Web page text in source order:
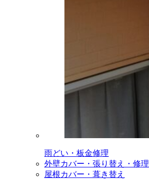
雨どい・板金修理
外壁カバー・張り替え・修理
屋根カバー・葺き替え